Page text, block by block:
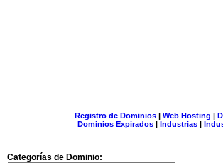
Registro de Dominios| Web Hosting |
Dominios Expirados | Industrias |
Categorías de Dominio: